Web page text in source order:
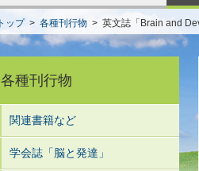
各種刊行物
関連書籍など
学会誌「脳と発達」
トップ> 各種刊行物 > 英文誌「Brain and